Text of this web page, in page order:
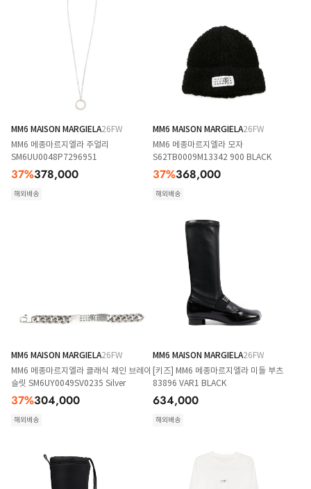
MM6 MAISON MARGIELA26FW
MM6 메종마르지엘라 주얼리
SM6UU0048P7296951
37%378,000
해외배송
MM6 MAISON MARGIELA26FW
MM6 메종마르지엘라 모자
S62TB0009M13342 900 BLACK
37%368,000
해외배송
MM6 MAISON MARGIELA26FW
MM6 메종마르지엘라 클래식 체인 브레이
슬릿 SM6UY0049SV0235 Silver
37%304,000
해외배송
MM6 MAISON MARGIELA26FW
[키즈] MM6 메종마르지엘라 미들 부츠
83896 VAR1 BLACK
634,000
해외배송